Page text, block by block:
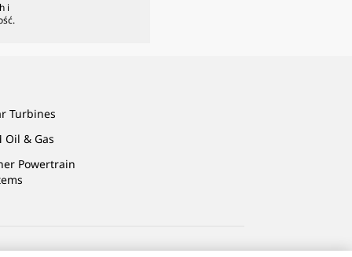
i
Turbines
Oil & Gas
Powertrain